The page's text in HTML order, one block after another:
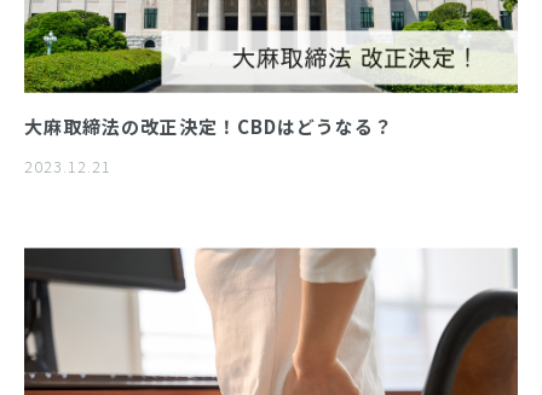
大麻取締法の改正決定！CBDはどうなる？
2023.12.21